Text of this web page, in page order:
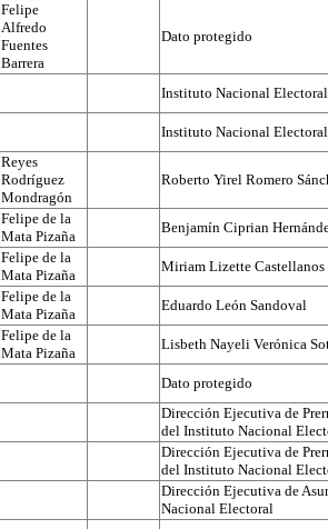
Felipe
Alfredo
Fuentes
Barrera
Dato protegido
Instituto Nacional Electoral
Instituto Nacional Electoral
Reyes
Rodríguez
Mondragón
Roberto Yirel Romero
Felipe de la
Mata Pizaña
Benjamín Ciprian
Felipe de la
Mata Pizaña
Miriam Lizette Castellanos
Felipe de la
Mata Pizaña
Eduardo León Sandoval
Felipe de la
Mata Pizaña
Lisbeth Nayeli Verónica
Dato protegido
Dirección Ejecutiva de
del Instituto Nacional
Dirección Ejecutiva de
del Instituto Nacional
Dirección Ejecutiva de
Nacional Electoral